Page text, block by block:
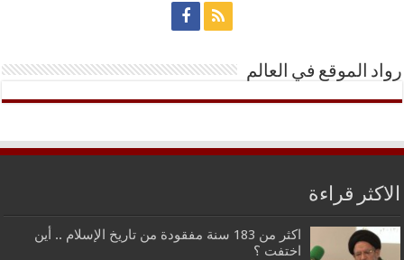
رواد الموقع في العالم
الاكثر قراءة
اكثر من 183 سنة مفقودة من تاريخ الإسلام .. أين
اختفت ؟